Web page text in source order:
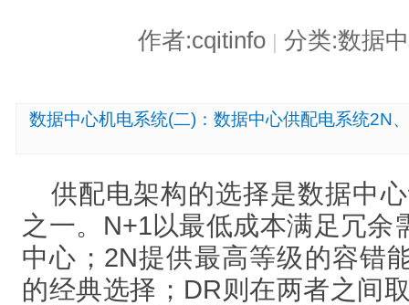
作者:cqitinfo 分类:数据
数据中心机电系统(二)：数据中心供配电系统2N
供配电架构的选择是数据中
之一。N+1以最低成本满足冗余
中心；2N提供最高等级的容错
的经典选择；DR则在两者之间